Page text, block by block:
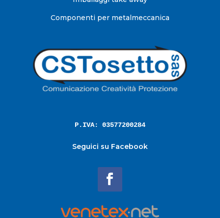
Componenti per metalmeccanica
P.IVA: 03577200284
Seguici su Facebook